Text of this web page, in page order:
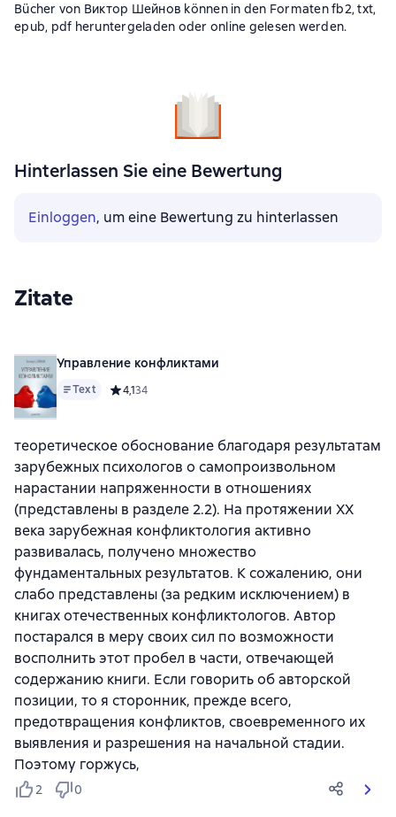
Bücher von Виктор Шейнов können in den Formaten fb2, txt,
epub, pdf heruntergeladen oder online gelesen werden.
Hinterlassen Sie eine Bewertung
Einloggen, um eine Bewertung zu hinterlassen
Zitate
Управление конфликтами
Text Средний рейтинг 4,1 на основе 34 оценок
4,134
теоретическое обоснование благодаря результатам
зарубежных психологов о самопроизвольном
нарастании напряженности в отношениях
(представлены в разделе 2.2). На протяжении XX
века зарубежная конфликтология активно
развивалась, получено множество
фундаментальных результатов. К сожалению, они
слабо представлены (за редким исключением) в
книгах отечественных конфликтологов. Автор
постарался в меру своих сил по возможности
восполнить этот пробел в части, отвечающей
содержанию книги. Если говорить об авторской
позиции, то я сторонник, прежде всего,
предотвращения конфликтов, своевременного их
выявления и разрешения на начальной стадии.
Поэтому горжусь,
2 0